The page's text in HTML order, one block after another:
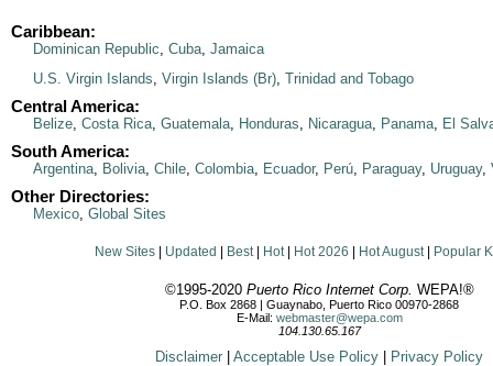
Caribbean:
Dominican Republic, Cuba, Jamaica
U.S. Virgin Islands, Virgin Islands (Br), Trinidad and Tobago
Central America:
Belize, Costa Rica, Guatemala, Honduras, Nicaragua, Panama, El
South America:
Argentina, Bolivia, Chile, Colombia, Ecuador, Perú, Paraguay, Uruguay,
Other Directories:
Mexico, Global Sites
New Sites Updated Best| Hot| Hot 2026 Hot August| Popular
©1995-2020 Puerto Rico Internet Corp. WEPA!®
P.O. Box 2868 | Guaynabo, Puerto Rico 00970-2868
E-Mail: webmaster@wepa.com
104.130.65.167
Disclaimer Acceptable Use Policy Privacy Policy